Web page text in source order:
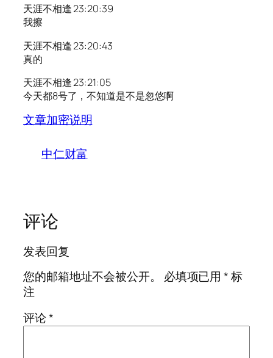
天涯不相逢 23:20:39
我擦
天涯不相逢 23:20:43
真的
天涯不相逢 23:21:05
今天都8号了，不知道是不是忽悠啊
文章加密说明
中仁财富
评论
发表回复
您的邮箱地址不会被公开。
必填项已用*标
注
评论*